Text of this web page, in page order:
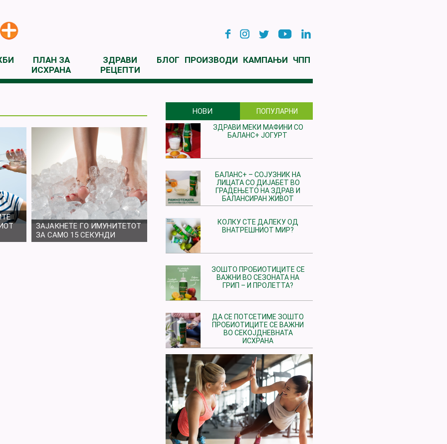
ПЛАН ЗА
ИСХРАНА
ЗДРАВИ
РЕЦЕПТИ
БЛОГ ПРОИЗВОДИ КАМПАЊИ ЧПП
ЗАЈАКНЕТЕ ГО ИМУНИТЕТОТ
ЗА САМО 15 СЕКУНДИ
НОВИ
ЗДРАВИ МЕКИ МАФИНИ СО
БАЛАНС+ ЈОГУРТ
БАЛАНС+ – СОЈУЗНИК НА
ЛИЦАТА СО ДИЈАБЕТ ВО
ГРАДЕЊЕТО НА ЗДРАВ И
БАЛАНСИРАН ЖИВОТ
КОЛКУ СТЕ ДАЛЕКУ ОД
ВНАТРЕШНИОТ МИР?
ЗОШТО ПРОБИОТИЦИТЕ СЕ
ВАЖНИ ВО СЕЗОНАТА НА
ГРИП – И ПРОЛЕТТА?
ДА СЕ ПОТСЕТИМЕ ЗОШТО
ПРОБИОТИЦИТЕ СЕ ВАЖНИ
ВО СЕКОЈДНЕВНАТА
ИСХРАНА
ПОПУЛАРНИ